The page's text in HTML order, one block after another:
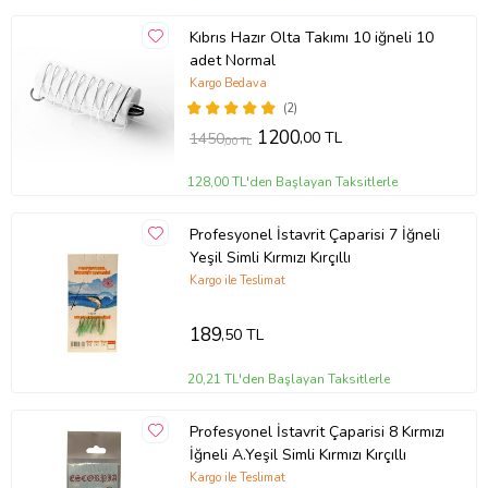
Kıbrıs Hazır Olta Takımı 10 iğneli 10
adet Normal
(2)
Kargo Bedava
1450,00 TL 1200,00 TL
128,00 TL'den Başlayan Taksitlerle
Profesyonel İstavrit Çaparisi 7 İğneli
Yeşil Simli Kırmızı Kırçıllı
Kargo ile Teslimat
189,50 TL
20,21 TL'den Başlayan Taksitlerle
Profesyonel İstavrit Çaparisi 8 Kırmızı
İğneli A.Yeşil Simli Kırmızı Kırçıllı
Kargo ile Teslimat